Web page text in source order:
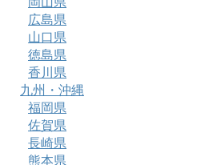
広島県
山口県
徳島県
香川県
九州・沖縄
福岡県
佐賀県
長崎県
熊本県